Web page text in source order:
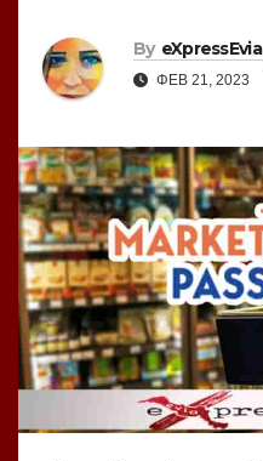
By eXpressEvia
ΦΕΒ 21, 2023